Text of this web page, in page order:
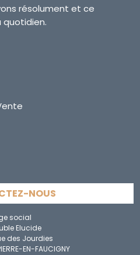
résolument et ce
quotidien.
NOUS
social
Elucide
des Jourdies
EN-FAUCIGNY